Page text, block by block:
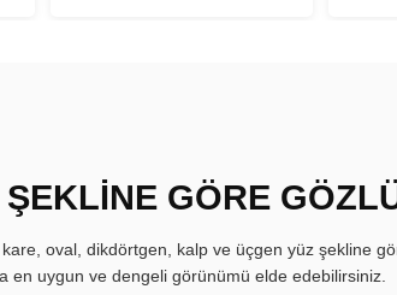
GÖRE
oval, dikdörtgen, kalp ve üçgen yüz şekline
en uygun ve dengeli görünümü elde edebilirsiniz.